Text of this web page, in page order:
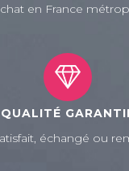
en France
QUALITÉ
échangé ou